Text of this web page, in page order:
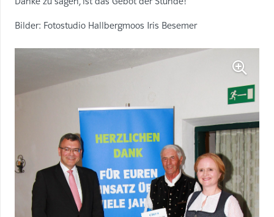
Bilder: Fotostudio Hallbergmoos Iris Besemer